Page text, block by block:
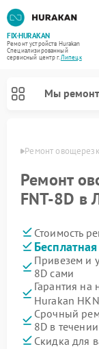
FIX-HURAKAN
Ремонт устройств Hurakan
Специализированный
cервисный центр г.Липецк
Мы
Ремонт
Ремонт
FNT-8D в
Стоимость
Привезем и
8D сами
Гарантия
Hurakan
Срочный
8D в
Скидка для